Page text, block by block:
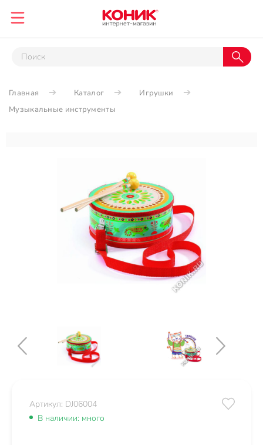
Главная Каталог
Игрушки
Музыкальные инструменты
Артикул: DJ06004
В наличии: много